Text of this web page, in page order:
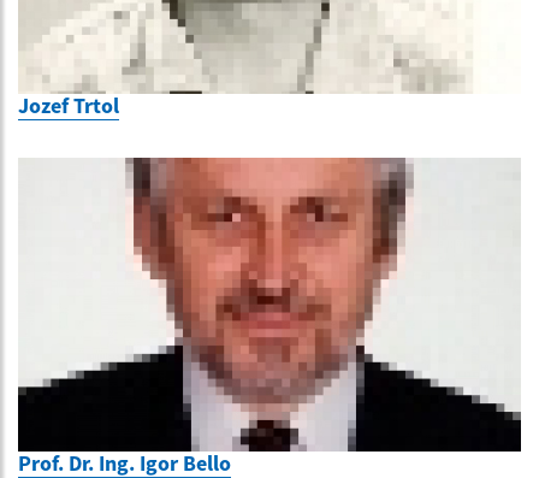
Jozef Trtol
Prof. Dr. Ing. Igor Bello